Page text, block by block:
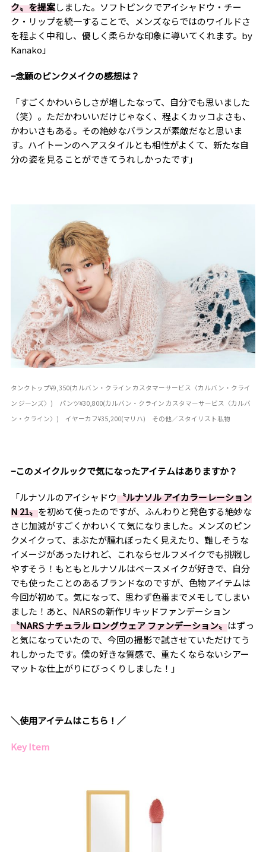
ク〟を提案しました。ソフトピンクでアイシャドウ・チー
ク・リップを統一することで、メンズならではのワイルドさ
を程よく中和し、優しく柔らかな印象に導いてくれます。by
Kanako」
−念願のピンクメイクの感想は？
「すごくかわいらしさが増したなって、自分でも思いました
（笑）。ただかわいいだけじゃなく、程よくカッコよさも、
かわいさもある。その絶妙なバランスが素敵だなと思いま
す。ハイトーンのヘアスタイルとも相性がよくて、新たな自
分の姿を見ることができてうれしかったです」
タンクトップ¥9,350(カルバン・クライン カスタマーサービス〈カルバン・クライ
ン ジーンズ〉) パンツ¥30,800(カルバン・クライン カスタマーサービス〈カルバ
ン・クライン〉) イヤーカフ¥35,200(マリハ) その他／スタイリスト私物
−このメイクルックで気になったアイテムはありますか？
「ルナソルのアイシャドウ〝ルナソル アイカラーレーション
N 21〟を初めて使ったのですが、ふんわりと発色する絶妙な
さじ加減がすごくかわいくて気になりました。メンズのピン
クメイクって、まぶたが腫れぼったく見えたり、難しそうな
イメージがあったけれど、これならセルフメイクでも挑戦し
やすそう！もともとルナソルはベースメイクが好きで、自分
でも使ったことのあるブランドなのですが、色物アイテムは
今回が初めて。気になって、思わず色番までメモしてしまい
ました！あと、NARSの新作リキッドファンデーション
〝NARS ナチュラル ロングウェア ファンデーション〟はずっ
と気になっていたので、今回の撮影で試させていただけてう
れしかったです。僕の好きな質感で、重たくならないシアー
マットな仕上がりにびっくりしました！」
＼使用アイテムはこちら！／
Key Item